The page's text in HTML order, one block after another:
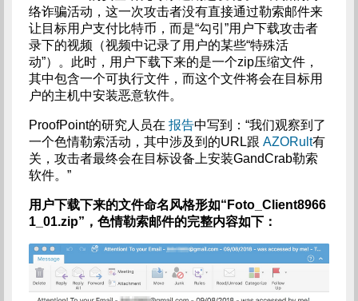
络诈骗活动，这一次攻击者没有直接通过勒索邮件来
让目标用户支付比特币，而是“勾引”用户下载攻击者
录下的视频（视频中记录了用户的某些“特殊活
动”）。此时，用户下载下来的是一个zip压缩文件，
其中包含一个可执行文件，而这个文件将会在目标用
户的主机中安装恶意软件。
ProofPoint的研究人员在 报告中写到：“我们观察到了
一个色情勒索活动，其中涉及到的URL跟 AZORult有
关，攻击者最终会在目标设备上安装GandCrab勒索
软件。”
用户下载下来的文件命名风格形如“Foto_Client8966
1_01.zip”，色情勒索邮件的完整内容如下：